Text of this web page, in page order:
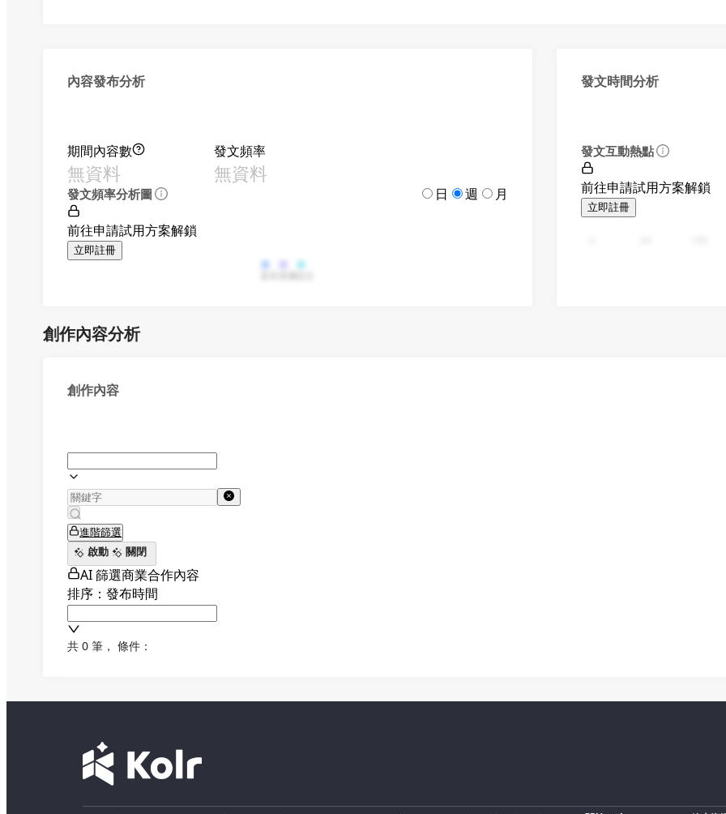
內容發布分析
期間內容數
無資料
發文頻率
無資料
發文頻率分析圖 日 週 月
前往申請試用方案解鎖
立即註冊
發文時間分析
發文互動熱點
前往申請試用方案解鎖
立即註冊
創作內容分析
創作內容
進階篩選
啟動
關閉
AI 篩選商業合作內容
排序：發布時間
共 0 筆 ， 條件：